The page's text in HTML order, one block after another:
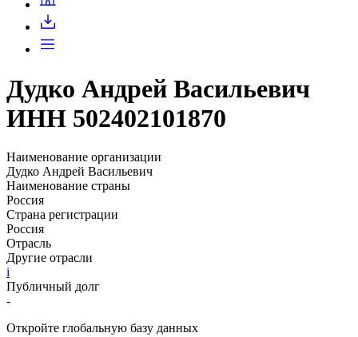
ИНН 502402101870
Наименование организации
Дудко Андрей Васильевич
Наименование страны
Россия
Страна регистрации
Россия
i